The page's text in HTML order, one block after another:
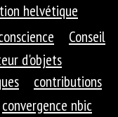
helvétique
Conseil
d'objets
contributions
convergence nbic